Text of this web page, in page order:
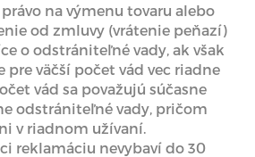
na výmenu tovaru alebo
od zmluvy (vrátenie peňazí)
o odstrániteľné vady, ak však
väčší počet vád vec riadne
vád sa považujú súčasne
odstrániteľné vady, pričom
v riadnom užívaní.
reklamáciu nevybaví do 30